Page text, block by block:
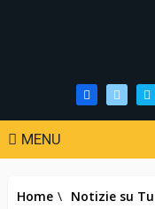
MENU
Home \ Notizie su